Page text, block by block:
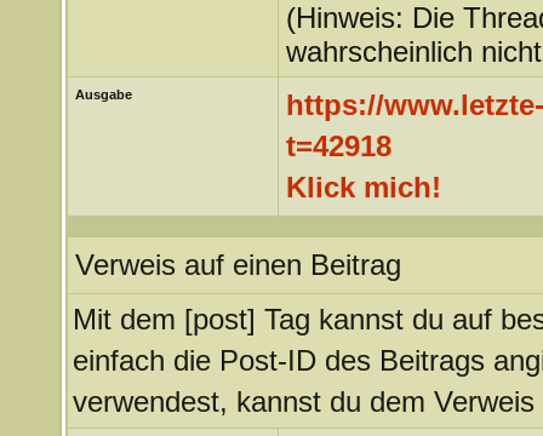
(Hinweis: Die
wahrscheinlich
Ausgabe
https://
t=42918
Klick mich!
Verweis auf einen Beitrag
Mit dem [post] Tag kannst du auf
einfach die Post-ID des Beitrags
verwendest, kannst du dem